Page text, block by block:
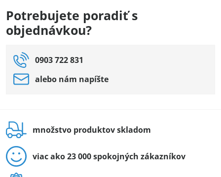
Potrebujete poradiť s
objednávkou?
0903 722 831
alebo nám napíšte
množstvo produktov skladom
viac ako 23 000 spokojných zákazníkov